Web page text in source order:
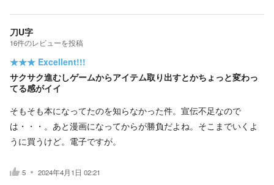
刀U字
16件のレビューを投稿
★★★ Excellent!!!
サクサク進むしゲームからアイテム取り出すとかちょっと変わっ
てる感がイイ
そもそも本になってたのを知らなかった件。宣伝不足なので
は・・・。あと漫画になってからが勝負だよね。そこまでいくよ
うに買うけど。電子ですが。
5 2024年4月1日 02:21